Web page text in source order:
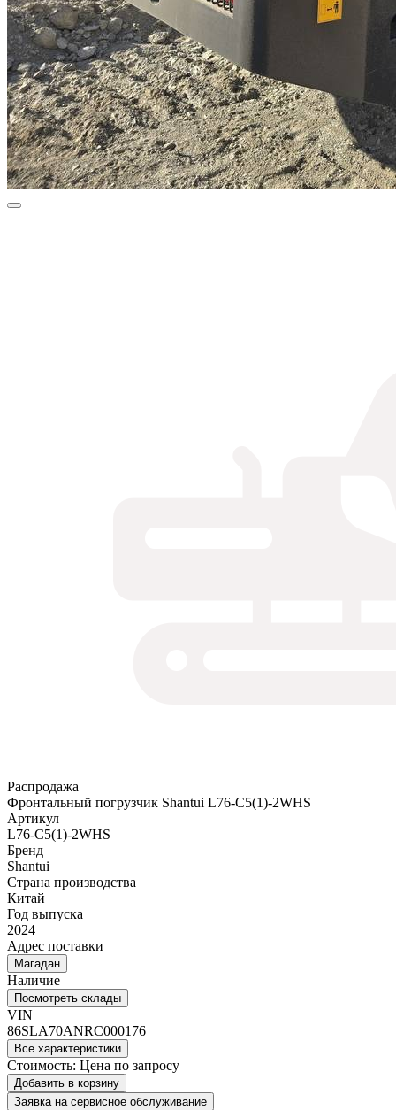
Распродажа
Фронтальный погрузчик Shantui L76-С5(1)-2WHS
Артикул
L76-C5(1)-2WHS
Бренд
Shantui
Страна производства
Китай
Год выпуска
2024
Адрес поставки
Магадан
Наличие
Посмотреть склады
VIN
86SLA70ANRC000176
Все характеристики
Стоимость: Цена по запросу
Добавить в корзину
Заявка на сервисное обслуживание